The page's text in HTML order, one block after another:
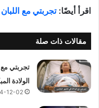
اقرأ أيضًا: تجربتي مع
مقالات ذات صلة
تجربتي
الولادة
12-02